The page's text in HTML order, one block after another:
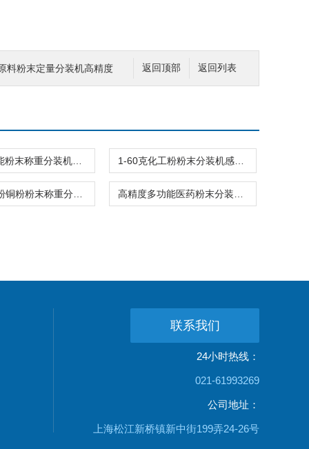
返回列表
返回顶部
料粉末定量分装机高精度
联系我们
24小时热线：
021-61993269
公司地址：
上海松江新桥镇新中街199弄24-26号